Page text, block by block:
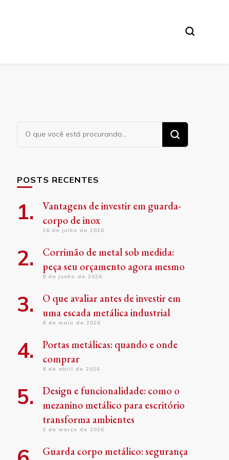
Procurando
algo?
POSTS RECENTES
Vantagens de investir em guarda-
corpo de inox
16 de julho de 2026
Corrimão de metal sob medida:
peça seu orçamento agora mesmo
8 de junho de 2026
O que avaliar antes de investir em
uma escada metálica industrial
8 de maio de 2026
Portas metálicas: quando e onde
comprar
8 de abril de 2026
Design e funcionalidade: como o
mezanino metálico para escritório
transforma ambientes
2 de março de 2026
Guarda corpo metálico: segurança